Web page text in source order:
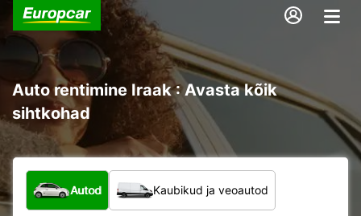
Auto rentimine Iraak : Avasta kõik
sihtkohad
Mis tüüpi sõiduk?
Autod Kaubikud ja veoautod